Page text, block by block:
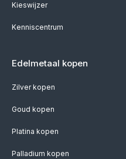
Kieswijzer
Kenniscentrum
Edelmetaal kopen
Zilver kopen
Goud kopen
Platina kopen
Palladium kopen